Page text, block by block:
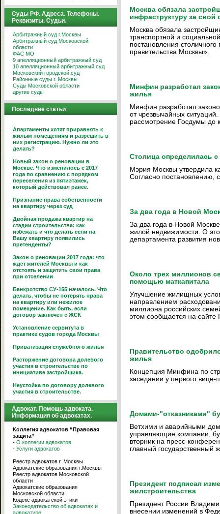
Суды РФ. Адреса. Телефоны.
Реквизиты. Судьи.
Арбитражный суд г.Москвы
Арбитражный суд Московской
области
ФАС МО
9 апелляционный арбитражный суд
10 апелляционный арбитражный суд
Московский городской суд
Районные суды г. Москвы
Суды Московской области
другие суды
Последние статьи
Апартаменты хотят приравнять к
жилым помещениям и разрешить в
них регистрацию. Нужно ли это
делать?
Новый закон о реновации в
Москве. Что изменилось с 2017
года по сравнению с порядком
переселения из пятиэтажек,
который действовал ранее.
Признание права собственности
на квартиру через суд
Двойная продажа квартир на
стадии строительства: как
избежать и что делать если на
Вашу квартиру появились
претенденты?
Закон о реновации 2017 года: что
ждет жителей Москвы и как
отстоять и защитить свои права
при отселении
Банкротство СУ-155 началось. Что
делать, чтобы не потерять права
на квартиру или нежилое
помещение. Как быть, если
договор заключен с ЖСК
Установление сервитута в
практике судов города Москвы
Приватизация служебного жилья
Расторжение договора долевого
участия в строительстве по
инициативе застройщика.
Неустойка по договору долевого
участия в строительстве.
Адвокат. Помощь адвоката.
Информация об адвокатах.
Коллегия адвокатов “Правовая
защита”
- О коллегии адвокатов
- Услуги адвокатов
Реестр адвокатов г. Москвы
Адвокатские образования г.Москвы
Реестр адвокатов Московской
области
Адвокатские образования
Московской области
Кодекс адвокатской этики
Законодательство об адвокатах и
адвокатуре
Москва обязала
инфраструктуру за свой
Москва обязала
транспортной и
постановления
правительства Москвы».
Минфин разработал
жилья
Минфин разработал
от чрезвычайных
рассмотрение Госдумы до
Столица определилась
Мэрия Москвы утвердила
Согласно постановлению,
За два года в Новой
За два года в Новой
жилой недвижимости. О
департамента развития
Около трех миллионов
помощью маткапитала
Улучшение жилищных
направлением
миллиона российских
этом сообщается на
Правительство
жилья
Концепция Минфина по
заседании у первого
Домами-"отказниками"
Ветхими и аварийными
управляющие компании,
вторник на пресс-
главный
Президент подписал
жилстроительства
Президент России
внесении изменений в